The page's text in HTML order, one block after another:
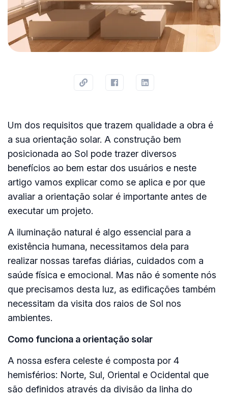
Um dos requisitos que trazem qualidade a obra é
a sua orientação solar. A construção bem
posicionada ao Sol pode trazer diversos
benefícios ao bem estar dos usuários e neste
artigo vamos explicar como se aplica e por que
avaliar a orientação solar é importante antes de
executar um projeto.
A iluminação natural é algo essencial para a
existência humana, necessitamos dela para
realizar nossas tarefas diárias, cuidados com a
saúde física e emocional. Mas não é somente nós
que precisamos desta luz, as edificações também
necessitam da visita dos raios de Sol nos
ambientes.
Como funciona a orientação solar
A nossa esfera celeste é composta por 4
hemisférios: Norte, Sul, Oriental e Ocidental que
são definidos através da divisão da linha do